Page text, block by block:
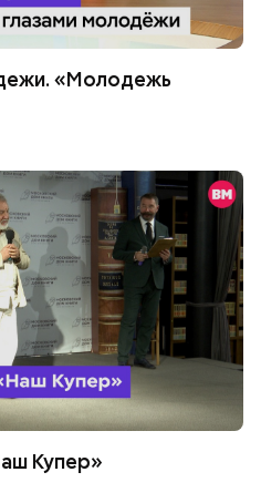
«Молодежь
Купер»